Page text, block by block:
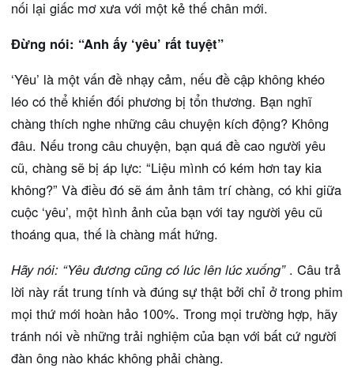
nối lại giấc mơ xưa với một kẻ thế chân mới.
Đừng nói: “Anh ấy ‘yêu’ rất tuyệt”
‘Yêu’ là một vấn đề nhạy cảm, nếu đề cập không khéo
léo có thể khiến đối phương bị tổn thương. Bạn nghĩ
chàng thích nghe những câu chuyện kích động? Không
đâu. Nếu trong câu chuyện, bạn quá đề cao người yêu
cũ, chàng sẽ bị áp lực: “Liệu mình có kém hơn tay kia
không?” Và điều đó sẽ ám ảnh tâm trí chàng, có khi giữa
cuộc ‘yêu’, một hình ảnh của bạn với tay người yêu cũ
thoáng qua, thế là chàng mất hứng.
Hãy nói: “Yêu đương cũng có lúc lên lúc xuống”. Câu trả
lời này rất trung tính và đúng sự thật bởi chỉ ở trong phim
mọi thứ mới hoàn hảo 100%. Trong mọi trường hợp, hãy
tránh nói về những trải nghiệm của bạn với bất cứ người
đàn ông nào khác không phải chàng.